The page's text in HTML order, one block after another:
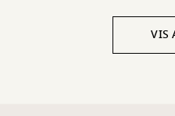
VIS